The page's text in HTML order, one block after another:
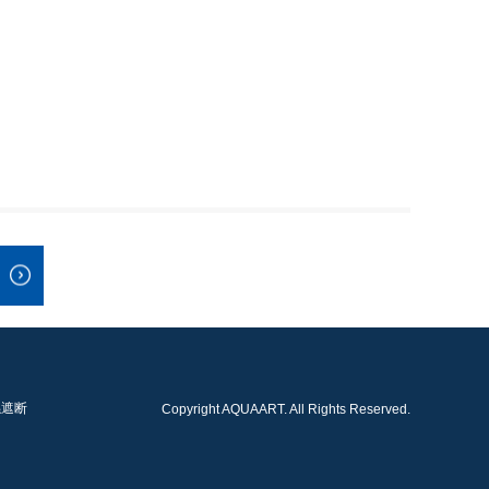
断 Copyright AQUAART. All Rights Reserved.